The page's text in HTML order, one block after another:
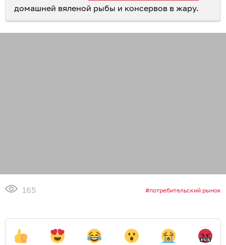
домашней вяленой рыбы и консервов в жару.
165 потребительский рынок